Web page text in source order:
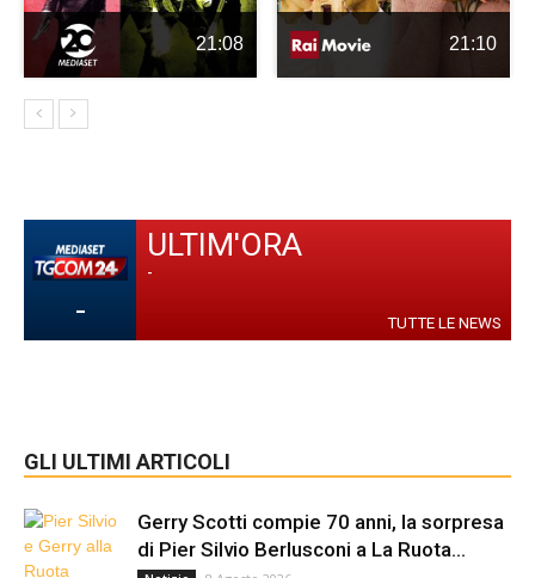
21:08 21:10
-
ULTIM'ORA
-
TUTTE LE NEWS
GLI ULTIMI ARTICOLI
Gerry Scotti compie 70 anni, la sorpresa
di Pier Silvio Berlusconi a La Ruota...